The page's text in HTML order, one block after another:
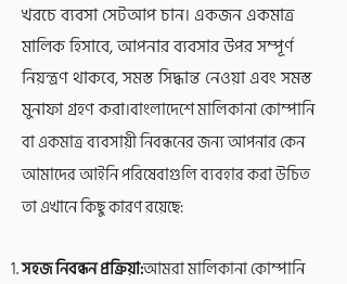
খরচে ব্যবসা সেটআপ চান। একজন একমাত্র
মালিক হিসাবে, আপনার ব্যবসার উপর সম্পূর্ণ
নিয়ন্ত্রণ থাকবে, সমস্ত সিদ্ধান্ত নেওয়া এবং সমস্ত
মুনাফা গ্রহণ করা।বাংলাদেশে মালিকানা কোম্পানি
বা একমাত্র ব্যবসায়ী নিবন্ধনের জন্য আপনার কেন
আমাদের আইনি পরিষেবাগুলি ব্যবহার করা উচিত
তা এখানে কিছু কারণ রয়েছে:
সহজ নিবন্ধন প্রক্রিয়া:আমরা মালিকানা কোম্পানি